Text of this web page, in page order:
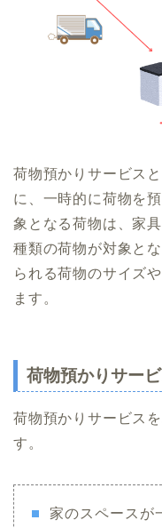
荷物預かりサービス
に、一時的に荷物を
象となる荷物は、家
種類の荷物が対象と
られる荷物のサイズ
ます。
荷物預かりサー
荷物預かりサービス
す。
家のスペースが